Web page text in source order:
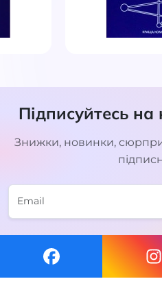
Підписуйтесь
Знижки, новинки,